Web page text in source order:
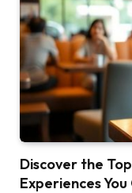
Discover the
Experiences You